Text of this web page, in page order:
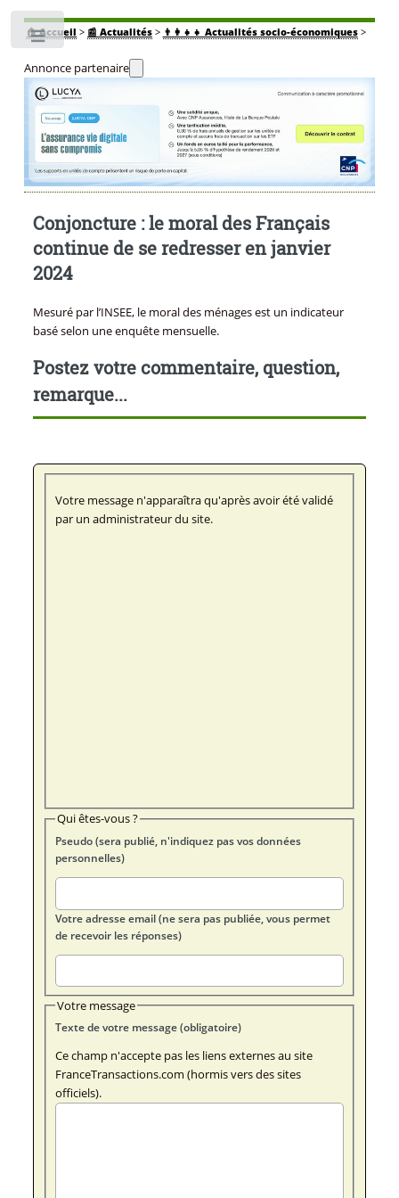
🏠Accueil > 📰 Actualités> 👨‍👩‍👧‍👧 Actualités socio-économiques>
Annonce partenaire
Conjoncture : le moral des Français
continue de se redresser en janvier
2024
Mesuré par l’INSEE, le moral des ménages est un indicateur
basé selon une enquête mensuelle.
Postez votre commentaire, question,
remarque...
Votre message n'apparaîtra qu'après avoir été validé
par un administrateur du site.
Qui êtes-vous ?
Pseudo (sera publié, n'indiquez pas vos données
personnelles)
Votre adresse email (ne sera pas publiée, vous permet
de recevoir les réponses)
Votre message
Texte de votre message (obligatoire)
Ce champ n'accepte pas les liens externes au site
FranceTransactions.com (hormis vers des sites
officiels).
Toggle